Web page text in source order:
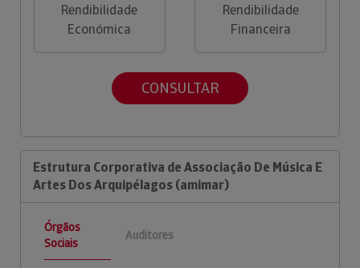
Rendibilidade
Económica
Rendibilidade
Financeira
CONSULTAR
Estrutura Corporativa de Associação De Música E
Artes Dos Arquipélagos (amimar)
Órgãos
Sociais
Auditores